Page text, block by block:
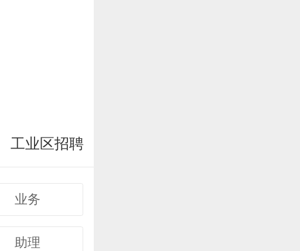
工业区招聘
业务
助理